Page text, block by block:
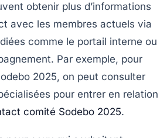
obtenir plus d’informations
avec les membres actuels via
comme le portail interne ou
Par exemple, pour
2025, on peut consulter
pour entrer en relation
comité Sodebo 2025.